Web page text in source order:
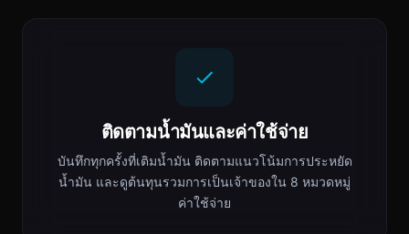
ติดตามน้ำมันและค่าใช้จ่าย
บันทึกทุกครั้งที่เติมน้ำมัน ติดตามแนวโน้มการประหยัด
น้ำมัน และดูต้นทุนรวมการเป็นเจ้าของใน 8 หมวดหมู่
ค่าใช้จ่าย